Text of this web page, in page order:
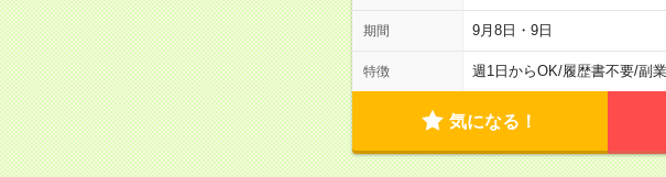
期間 9月8日・9日
特徴 週1日からOK/履歴書不要/副
気になる！